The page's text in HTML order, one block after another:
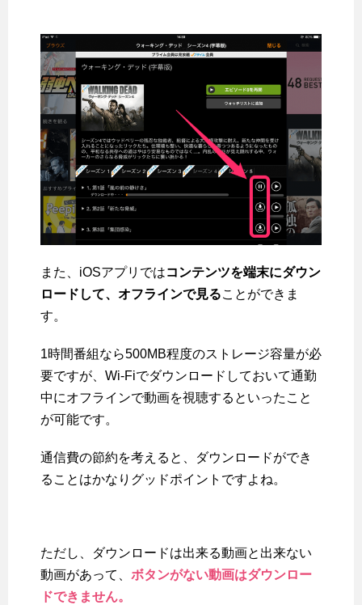
また、iOSアプリではコンテンツを端末にダウン
ロードして、オフラインで見ることができま
す。
1時間番組なら500MB程度のストレージ容量が必
要ですが、Wi-Fiでダウンロードしておいて通勤
中にオフラインで動画を視聴するといったこと
が可能です。
通信費の節約を考えると、ダウンロードができ
ることはかなりグッドポイントですよね。
ただし、ダウンロードは出来る動画と出来ない
動画があって、 ボタンがない動画はダウンロー
ドできません。